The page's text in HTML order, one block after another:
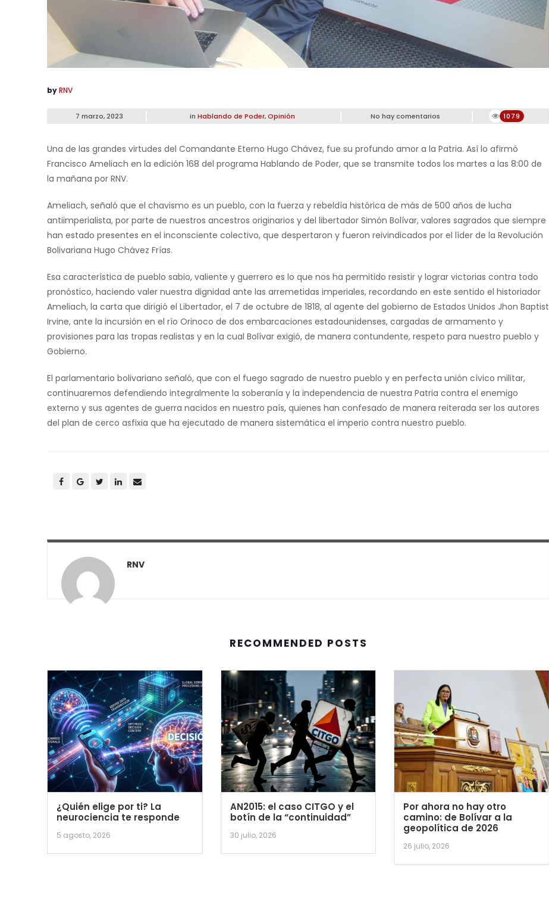
byRNV
7 marzo, 2023 in Hablando de Poder,Opinión No hay comentarios 1079
Una de las grandes virtudes del Comandante Eterno Hugo Chávez, fue su profundo amor a la Patria. Así lo afirmó
Francisco Ameliach en la edición 168 del programa Hablando de Poder, que se transmite todos los martes a las 8:00 de
la mañana por RNV.
Ameliach, señaló que el chavismo es un pueblo, con la fuerza y rebeldía histórica de más de 500 años de lucha
antiimperialista, por parte de nuestros ancestros originarios y del libertador Simón Bolívar, valores sagrados que siempre
han estado presentes en el inconsciente colectivo, que despertaron y fueron reivindicados por el líder de la Revolución
Bolivariana Hugo Chávez Frías.
Esa característica de pueblo sabio, valiente y guerrero es lo que nos ha permitido resistir y lograr victorias contra todo
pronóstico, haciendo valer nuestra dignidad ante las arremetidas imperiales, recordando en este sentido el historiador
Ameliach, la carta que dirigió el Libertador, el 7 de octubre de 1818, al agente del gobierno de Estados Unidos Jhon Baptist
Irvine, ante la incursión en el río Orinoco de dos embarcaciones estadounidenses, cargadas de armamento y
provisiones para las tropas realistas y en la cual Bolívar exigió, de manera contundente, respeto para nuestro pueblo y
Gobierno.
El parlamentario bolivariano señaló, que con el fuego sagrado de nuestro pueblo y en perfecta unión cívico militar,
continuaremos defendiendo integralmente la soberanía y la independencia de nuestra Patria contra el enemigo
externo y sus agentes de guerra nacidos en nuestro país, quienes han confesado de manera reiterada ser los autores
del plan de cerco asfixia que ha ejecutado de manera sistemática el imperio contra nuestro pueblo.
RNV
RECOMMENDED POSTS
¿Quién elige por ti? La
neurociencia te responde
5 agosto, 2026
AN2015: el caso CITGO y el
botín de la “continuidad”
30 julio, 2026
Por ahora no hay otro
camino: de Bolívar a la
geopolítica de 2026
26 julio, 2026